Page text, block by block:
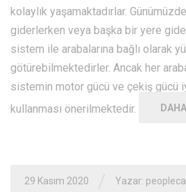
kolaylık yaşamaktadırlar.
giderlerken veya başka bir yere
sistem ile arabalarına bağlı olarak
götürebilmektedirler. Ancak her
sistemin motor gücü ve çekiş gücü
kullanması önerilmektedir.
29 Kasım 2020 Yazar: